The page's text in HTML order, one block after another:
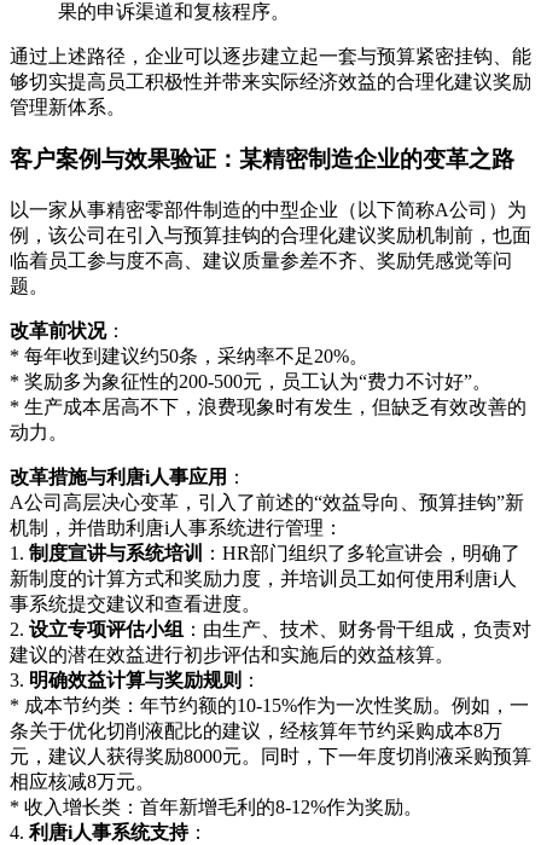
果的申诉渠道和复核程序。
通过上述路径，企业可以逐步建立起一套与预算紧密挂钩、能
够切实提高员工积极性并带来实际经济效益的合理化建议奖励
管理新体系。
客户案例与效果验证：某精密制造企业的变革之路
以一家从事精密零部件制造的中型企业（以下简称A公司）为
例，该公司在引入与预算挂钩的合理化建议奖励机制前，也面
临着员工参与度不高、建议质量参差不齐、奖励凭感觉等问
题。
改革前状况：
* 每年收到建议约50条，采纳率不足20%。
* 奖励多为象征性的200-500元，员工认为“费力不讨好”。
* 生产成本居高不下，浪费现象时有发生，但缺乏有效改善的
动力。
改革措施与利唐i人事应用 ：
A公司高层决心变革，引入了前述的“效益导向、预算挂钩”新
机制，并借助利唐i人事系统进行管理：
1. 制度宣讲与系统培训
：HR部门组织了多轮宣讲会，明确了
新制度的计算方式和奖励力度，并培训员工如何使用利唐i人
事系统提交建议和查看进度。
2. 设立专项评估小组 ：由生产、技术、财务骨干组成，负责对
建议的潜在效益进行初步评估和实施后的效益核算。
3. 明确效益计算与奖励规则 ：
* 成本节约类：年节约额的10-15%作为一次性奖励。例如，一
条关于优化切削液配比的建议，经核算年节约采购成本8万
元，建议人获得奖励8000元。同时，下一年度切削液采购预算
相应核减8万元。
* 收入增长类：首年新增毛利的8-12%作为奖励。
4. 利唐i人事系统支持：